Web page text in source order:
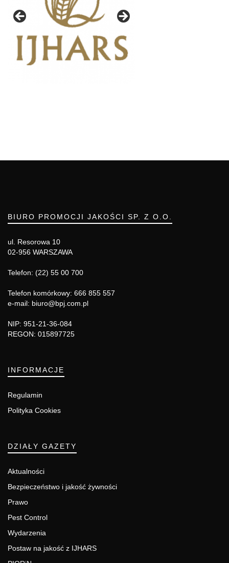
BIURO PROMOCJI JAKOŚCI SP. Z O.O.
ul. Resorowa 10
02-956 WARSZAWA
Telefon: (22) 55 00 700
Telefon komórkowy: 666 855 557
e-mail: biuro@bpj.com.pl
NIP: 951-21-36-084
REGON: 015897725
INFORMACJE
Regulamin
Polityka Cookies
DZIAŁY GAZETY
Aktualności
Bezpieczeństwo i jakość żywności
Prawo
Pest Control
Wydarzenia
Postaw na jakość z IJHARS